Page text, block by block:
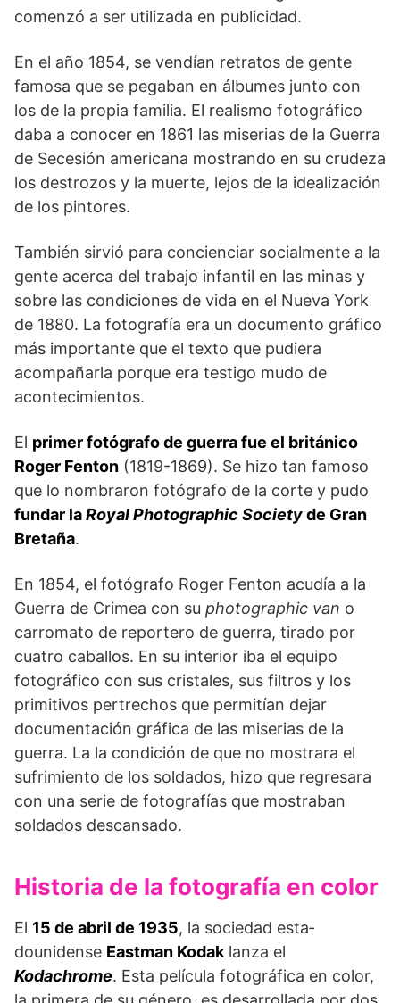
comenzó a ser utilizada en publicidad.
En el año 1854, se vendían retratos de gente
famosa que se pegaban en álbumes junto con
los de la propia familia. El realismo fotográfico
daba a conocer en 1861 las miserias de la Guerra
de Secesión americana mostrando en su crudeza
los destrozos y la muerte, lejos de la idealización
de los pintores.
También sirvió para concienciar socialmente a la
gente acerca del trabajo infantil en las minas y
sobre las condiciones de vida en el Nueva York
de 1880. La fotografía era un documento gráfico
más importante que el texto que pudiera
acompañarla porque era testigo mudo de
acontecimientos.
El primer fotógrafo de guerra fue el británico
Roger Fenton (1819-1869). Se hizo tan famoso
que lo nombraron fotógrafo de la corte y pudo
fundar laRoyal Photographic Societyde Gran
Bretaña.
En 1854, el fotógrafo Roger Fenton acudía a la
Guerra de Crimea con su photographic van o
carromato de reportero de guerra, tirado por
cuatro caballos. En su interior iba el equipo
fotográfico con sus cristales, sus filtros y los
primitivos pertrechos que permitían dejar
documentación gráfica de las miserias de la
guerra. La la condición de que no mostrara el
sufrimiento de los soldados, hizo que regresara
con una serie de fotografías que mostra­ban
soldados descansado.
Historia de la fotografía en color
El 15 de abril de 1935, la sociedad esta­
dounidense Eastman Kodak lanza el
Kodachrome. Esta película fotográfica en color,